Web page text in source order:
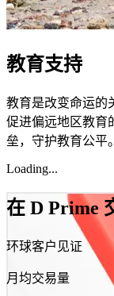
教育支持
教育是改变命运的
促进偏远地区教育
垒，守护教育公平。
Loading...
在 D Prime
环球客户见证
月均交易量